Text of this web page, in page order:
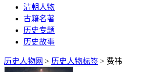
清朝人物
古籍名著
历史专题
历史故事
历史人物网 > 历史人物标签 > 费祎